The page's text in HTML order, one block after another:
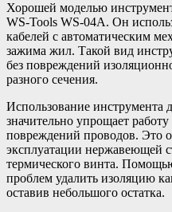
Хорошей моделью
WS-Tools WS-04A. Он
кабелей с автоматическим
зажима жил. Такой вид
без повреждений
разного сечения.
Использование инструмента
значительно упрощает
повреждений проводов. Это
эксплуатации нержавеющей
термического винта.
проблем удалить изоляцию
оставив небольшого остатка.